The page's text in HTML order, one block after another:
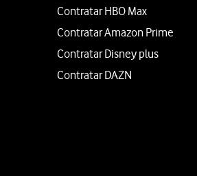
Contratar HBO Max
Contratar Amazon Prime
Contratar Disney plus
Contratar DAZN